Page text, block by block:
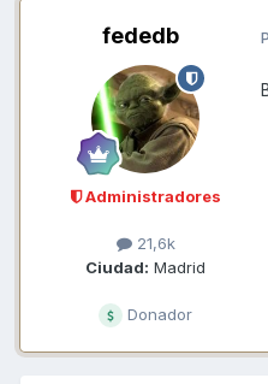
fededb
Administradores
21,6k
Ciudad: Madrid
Donador